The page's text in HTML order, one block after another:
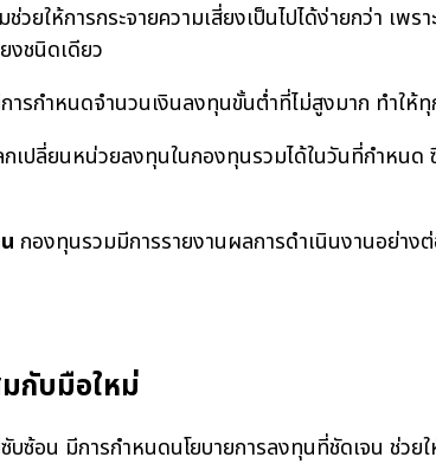
วยให้การกระจายความเสี่ยงเป็นไปได้ง่ายกว่า เ
งชนิดเดียว
รกำหนดจำนวนเงินลงทุนขั้นต่ำที่ไม่สูงมาก ทำให้
เปลี่ยนหน่วยลงทุนในกองทุนรวมได้ในวันที่กำหนด
กองทุนรวมมีการรายงานผลการดำเนินงานอย่า
กับมือใหม่
ซ้อน มีการกำหนดนโยบายการลงทุนที่ชัดเจน ช่วย